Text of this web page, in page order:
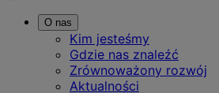
O nas
Kim jesteśmy
Gdzie nas znaleźć
Zrównoważony rozwój
Aktualności